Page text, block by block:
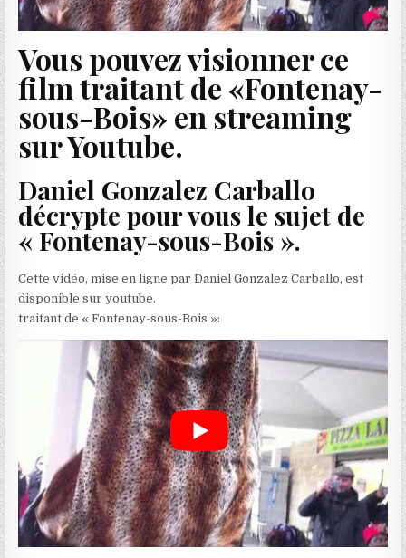
Vous pouvez visionner ce
film traitant de «Fontenay-
sous-Bois» en streaming
sur Youtube.
Daniel Gonzalez Carballo
décrypte pour vous le sujet de
« Fontenay-sous-Bois ».
Cette vidéo, mise en ligne par Daniel Gonzalez Carballo, est
disponible sur youtube.
traitant de « Fontenay-sous-Bois »: